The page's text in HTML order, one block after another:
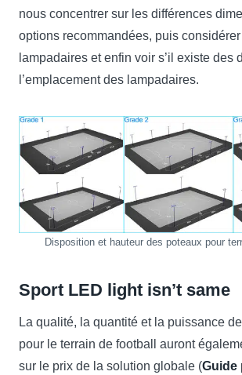
nous concentrer sur les différences
options recommandées, puis
lampadaires et enfin voir s’il existe des
l’emplacement des lampadaires.
Disposition et hauteur des poteaux pour
Sport LED light isn’t same
La qualité, la quantité et la puissance
pour le terrain de football auront
sur le prix de la solution globale (Guide